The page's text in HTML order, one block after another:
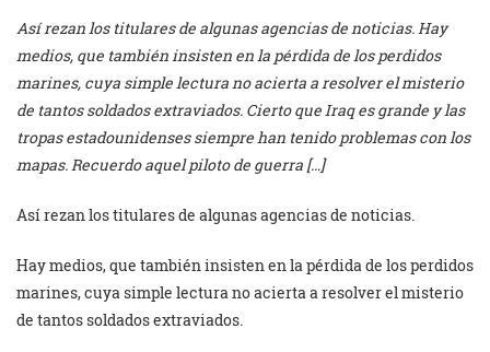
Así rezan los titulares de algunas agencias de noticias. Hay
medios, que también insisten en la pérdida de los perdidos
marines, cuya simple lectura no acierta a resolver el misterio
de tantos soldados extraviados. Cierto que Iraq es grande y las
tropas estadounidenses siempre han tenido problemas con los
mapas. Recuerdo aquel piloto de guerra […]
Así rezan los titulares de algunas agencias de noticias.
Hay medios, que también insisten en la pérdida de los perdidos
marines, cuya simple lectura no acierta a resolver el misterio
de tantos soldados extraviados.